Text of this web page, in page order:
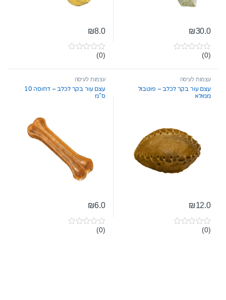
₪30.0
0
t
f
5
(0)
₪8.0
0
t
f
5
(0)
עצמות לעיסה
עצם עור בקר לכלב – פוטבול
ממולא
₪12.0
0(0)
עצמות לעיסה
עצם עור בקר לכלב – דחוסה 10
ס”מ
₪6.0
0(0)